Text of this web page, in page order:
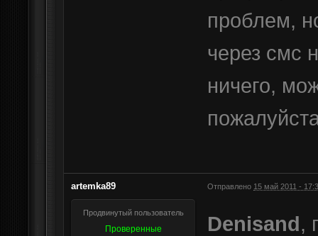
проблем,
через смс
ничего,
artemka89 Отправлено 15 май 2011 -
Продвинутый пользователь
Проверенные Denisand,